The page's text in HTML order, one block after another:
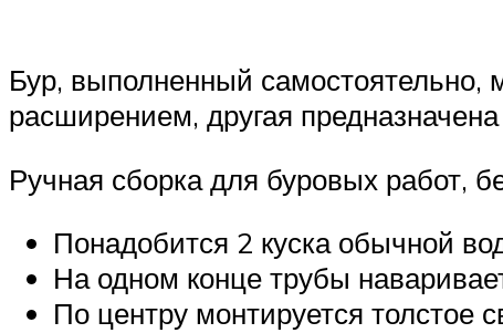
Бур, выполненный самостоятельно,
расширением, другая
Ручная сборка для буровых работ,
Понадобится 2 куска обычной
На одном конце трубы
По центру монтируется толстое